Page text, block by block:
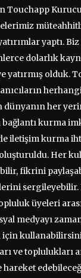
Touchapp
yaptı.
dolarlık
yatırmış olduk.
dünyanın her
kurma
iletişim kurma
Her
fikrini
sergileyebilir.
üyeleri
medyayı
için
ve toplulukları
hareket